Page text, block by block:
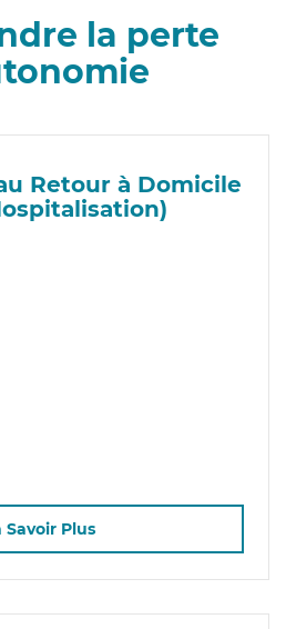
la perte
Retour à Domicile
Savoir Plus